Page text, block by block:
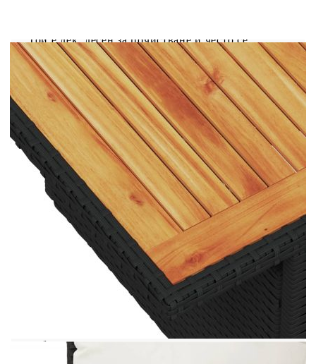
Той е лек, лесен за почистване и често се
използва за външни мебели поради своята
издръжливост и устойчивост на атмосферни
влияния.Функция за съхранение с
водоустойчива чанта: Градинската мебел
разполага с място за съхранение под седалката,
допълнено с водоустойчива чанта за съхранение
на възглавници, играчки и други предмети.
Вътрешната чанта може да бъде здраво
закрепена към външната мебел със закопчалки
за допълнителна стабилност.Регулируем плот:
Плотът може да се повдигне, за да направи
масата по-висока, което трансформира
външната маса от маса за кафе в маса за
хранене. Идеална е за гости или за хранене
навън.Калъф, който може да се сваля и може да
се пере: Тези възглавници за седалки имат
подвижни калъфи за лесно пране и
поддръжка.Модулен дизайн: Този комплект
външни мебели има модулен дизайн, което го
прави напълно гъвкав и лесен за преместване,
така че можете да създадете персонализирана
подредба на външни мебели. Добре е да се
знае:За да сте сигурни, че вашите външни
мебели ще останат красиви, ви препоръчваме да
ги защитите с водоустойчиво покривало.